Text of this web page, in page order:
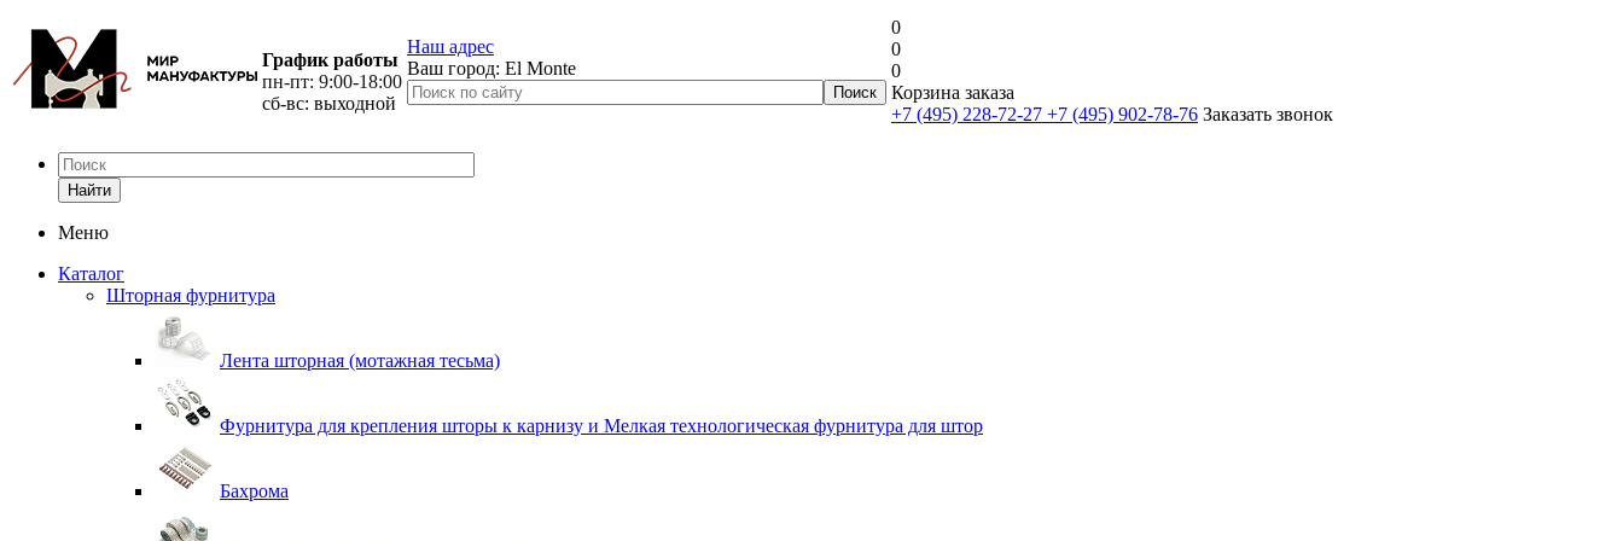
График работы
пн-пт: 9:00-18:00
сб-вс: выходной
Наш адрес
Ваш город: El Monte
0
0
0
Корзина заказа
+7 (495) 228-72-27 +7 (495) 902-78-76 Заказать звонок
Найти
Меню
Каталог
Шторная фурнитура
Лента шторная (мотажная тесьма)
Фурнитура для крепления шторы к карнизу и Мелкая технологическая фурнитура для штор
Бахрома